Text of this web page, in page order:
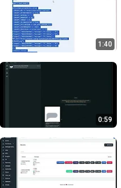
1:40
0:59